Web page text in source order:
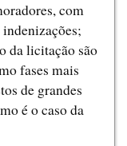
com
da licitação são
fases mais
de grandes
é o caso da